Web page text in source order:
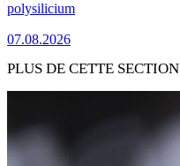
polysilicium
07.08.2026
PLUS DE CETTE SECTION